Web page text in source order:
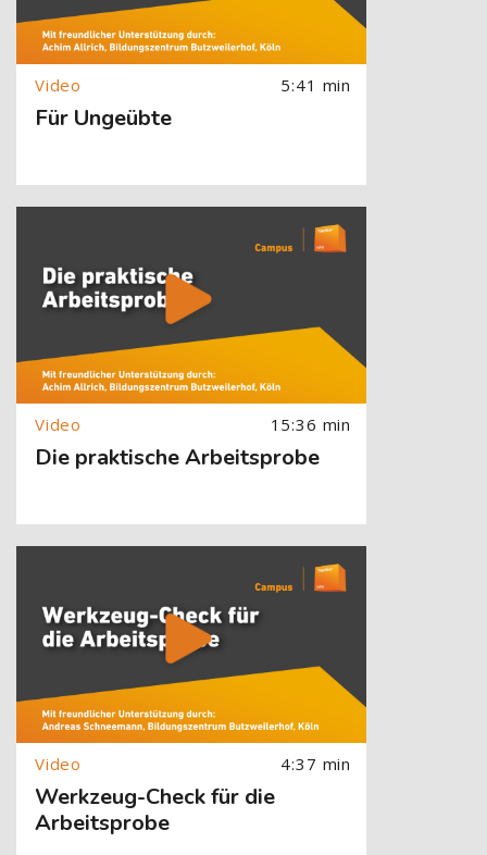
5:41 min
Für Ungeübte
[Cocoon] About (Text with Image) überspringen
15:36 min
Die praktische Arbeitsprobe
[Cocoon] About (Text with Image) überspringen
4:37 min
Werkzeug-Check für die
Arbeitsprobe